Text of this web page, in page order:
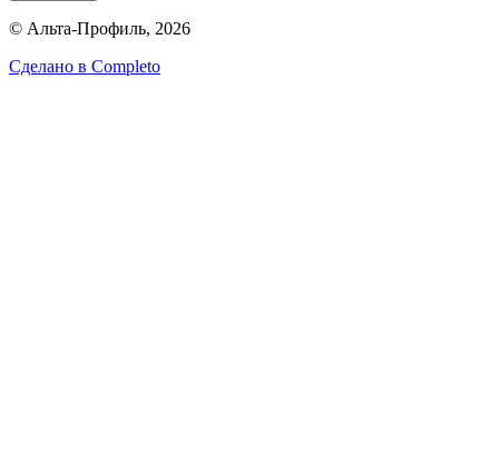
© Альта-Профиль, 2026
Сделано в Completo